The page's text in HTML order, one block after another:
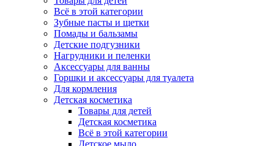
Всё в этой категории
Зубные пасты и щетки
Помады и бальзамы
Детские подгузники
Нагрудники и пеленки
Аксессуары для ванны
Горшки и аксессуары для туалета
Для кормления
Детская косметика
Товары для детей
Детская косметика
Всё в этой категории
Детское мыло